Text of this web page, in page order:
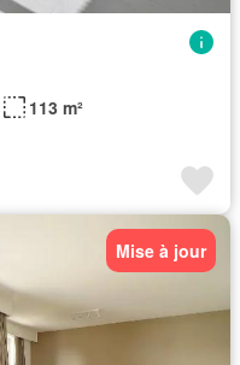
113 m²
Mise à jour